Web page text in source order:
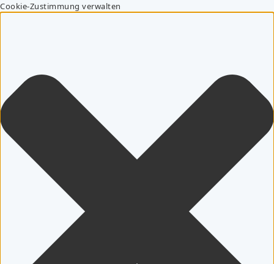
Cookie-Zustimmung verwalten